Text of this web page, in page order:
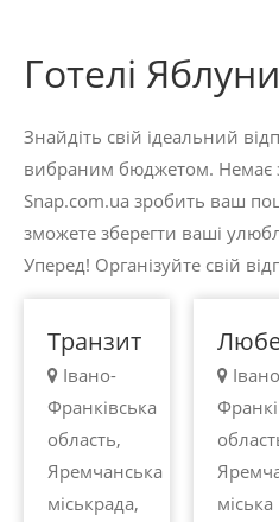
Готелі
Знайдіть свій ідеальний
вибраним бюджетом. Немає
Snap.com.ua зробить ваш
зможете зберегти ваші
Уперед! Організуйте свій
100 -
450
грн.
Яблуниця
Транзит
Івано-
Франківська
область,
Яремчанська
міськрада,
100
450
грн.
міська